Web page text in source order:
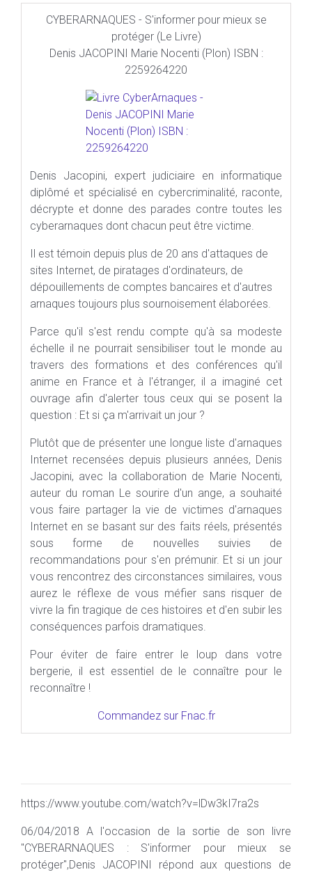
CYBERARNAQUES - S'informer pour mieux se
protéger (Le Livre)
Denis JACOPINI Marie Nocenti (Plon) ISBN :
2259264220
Denis Jacopini, expert judiciaire en informatique
diplômé et spécialisé en cybercriminalité, raconte,
décrypte et donne des parades contre toutes les
cyberarnaques dont chacun peut être victime.
Il est témoin depuis plus de 20 ans d'attaques de
sites Internet, de piratages d'ordinateurs, de
dépouillements de comptes bancaires et d'autres
arnaques toujours plus sournoisement élaborées.
Parce qu'il s'est rendu compte qu'à sa modeste
échelle il ne pourrait sensibiliser tout le monde au
travers des formations et des conférences qu'il
anime en France et à l'étranger, il a imaginé cet
ouvrage afin d'alerter tous ceux qui se posent la
question : Et si ça m'arrivait un jour ?
Plutôt que de présenter une longue liste d'arnaques
Internet recensées depuis plusieurs années, Denis
Jacopini, avec la collaboration de Marie Nocenti,
auteur du roman Le sourire d'un ange, a souhaité
vous faire partager la vie de victimes d'arnaques
Internet en se basant sur des faits réels, présentés
sous forme de nouvelles suivies de
recommandations pour s'en prémunir. Et si un jour
vous rencontrez des circonstances similaires, vous
aurez le réflexe de vous méfier sans risquer de
vivre la fin tragique de ces histoires et d'en subir les
conséquences parfois dramatiques.
Pour éviter de faire entrer le loup dans votre
bergerie, il est essentiel de le connaître pour le
reconnaître !
Commandez sur Fnac.fr
https://www.youtube.com/watch?v=lDw3kI7ra2s
06/04/2018 A l'occasion de la sortie de son livre
"CYBERARNAQUES : S'informer pour mieux se
protéger",Denis JACOPINI répond aux questions de